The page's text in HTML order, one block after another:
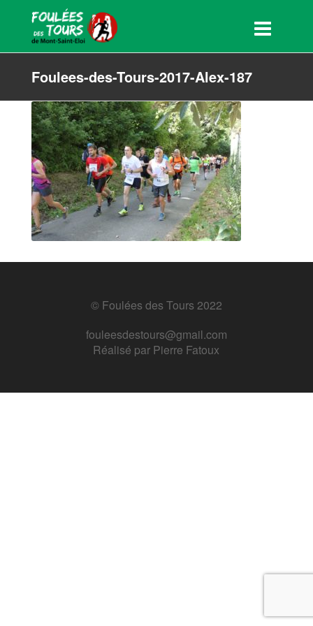
Foulees-des-Tours-2017-Alex-187
© Foulées des Tours 2022
fouleesdestours@gmail.com
Réalisé par Pierre Fatoux